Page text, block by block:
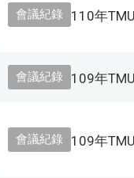
會議紀錄 110年
會議紀錄 109年
會議紀錄 109年